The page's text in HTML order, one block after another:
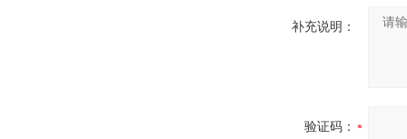
补充说明：
验证码：